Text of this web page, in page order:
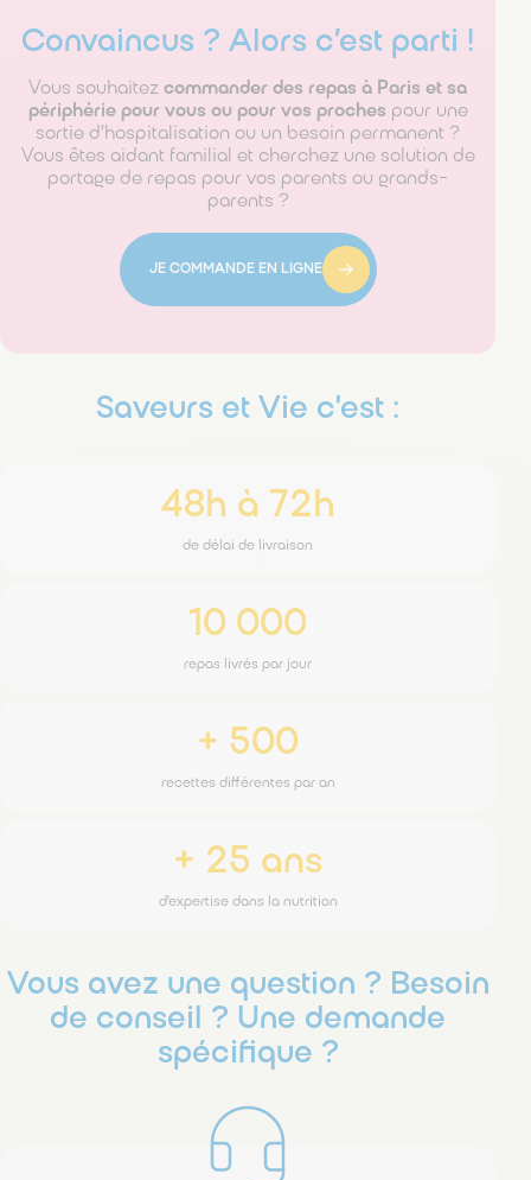
Convaincus ? Alors c’est parti !
Vous souhaitez commander des repas à Paris et sa
périphérie pour vous ou pour vos proches pour une
sortie d’hospitalisation ou un besoin permanent ?
Vous êtes aidant familial et cherchez une solution de
portage de repas pour vos parents ou grands-
parents ?
JE COMMANDE EN LIGNE
Saveurs et Vie c'est :
48h à 72h
de délai de livraison
10 000
repas livrés par jour
+ 500
recettes différentes par an
+ 25 ans
d'expertise dans la nutrition
Vous avez une question ? Besoin
de conseil ? Une demande
spécifique ?